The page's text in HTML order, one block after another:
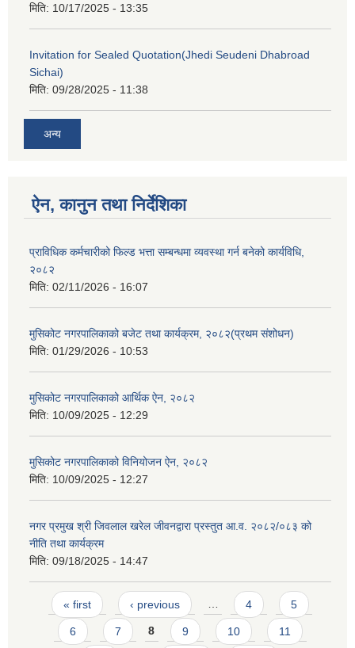
मिति: 10/17/2025 - 13:35
Invitation for Sealed Quotation(Jhedi Seudeni Dhabroad
Sichai)
मिति: 09/28/2025 - 11:38
अन्य
ऐन, कानुन तथा निर्देशिका
प्राविधिक कर्मचारीको फिल्ड भत्ता सम्बन्धमा व्यवस्था गर्न बनेको कार्यविधि,
२०८२
मिति: 02/11/2026 - 16:07
मुसिकोट नगरपालिकाको बजेट तथा कार्यक्रम, २०८२(प्रथम संशोधन)
मिति: 01/29/2026 - 10:53
मुसिकोट नगरपालिकाको आर्थिक ऐन, २०८२
मिति: 10/09/2025 - 12:29
मुसिकोट नगरपालिकाको विनियोजन ऐन, २०८२
मिति: 10/09/2025 - 12:27
नगर प्रमुख श्री जिवलाल खरेल जीवनद्वारा प्रस्तुत आ.व. २०८२/०८३ को
नीति तथा कार्यक्रम
मिति: 09/18/2025 - 14:47
Pages
« first ‹ previous … 4 5
6 7 8 9 10 11